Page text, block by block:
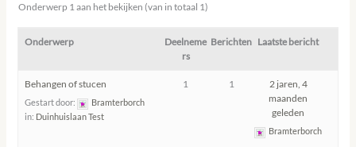
Onderwerp 1 aan het bekijken (van in totaal 1)
Onderwerp
Deelneme
rs
Berichten Laatste bericht
Behangen of stucen
Gestart door:
Bramterborch
in: Duinhuislaan Test
1 1
2 jaren, 4
maanden
geleden
Bramterborch